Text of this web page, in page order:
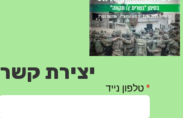
טקס ההתיחדות עם החללים לשנת 2025 – 10 יוני 2025
יצירת קשר